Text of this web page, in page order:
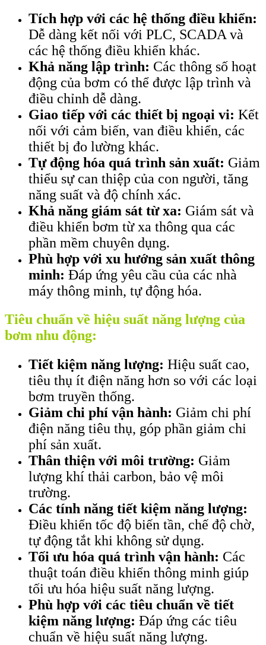
Tích hợp với các hệ thống điều khiển:
Dễ dàng kết nối với PLC, SCADA và
các hệ thống điều khiển khác.
Khả năng lập trình: Các thông số hoạt
động của bơm có thể được lập trình và
điều chỉnh dễ dàng.
Giao tiếp với các thiết bị ngoại vi: Kết
nối với cảm biến, van điều khiển, các
thiết bị đo lường khác.
Tự động hóa quá trình sản xuất: Giảm
thiểu sự can thiệp của con người, tăng
năng suất và độ chính xác.
Khả năng giám sát từ xa: Giám sát và
điều khiển bơm từ xa thông qua các
phần mềm chuyên dụng.
Phù hợp với xu hướng sản xuất thông
minh: Đáp ứng yêu cầu của các nhà
máy thông minh, tự động hóa.
Tiêu chuẩn về hiệu suất năng lượng của
bơm nhu động:
Tiết kiệm năng lượng: Hiệu suất cao,
tiêu thụ ít điện năng hơn so với các loại
bơm truyền thống.
Giảm chi phí vận hành: Giảm chi phí
điện năng tiêu thụ, góp phần giảm chi
phí sản xuất.
Thân thiện với môi trường: Giảm
lượng khí thải carbon, bảo vệ môi
trường.
Các tính năng tiết kiệm năng lượng:
Điều khiển tốc độ biến tần, chế độ chờ,
tự động tắt khi không sử dụng.
Tối ưu hóa quá trình vận hành: Các
thuật toán điều khiển thông minh giúp
tối ưu hóa hiệu suất năng lượng.
Phù hợp với các tiêu chuẩn về tiết
kiệm năng lượng: Đáp ứng các tiêu
chuẩn về hiệu suất năng lượng.